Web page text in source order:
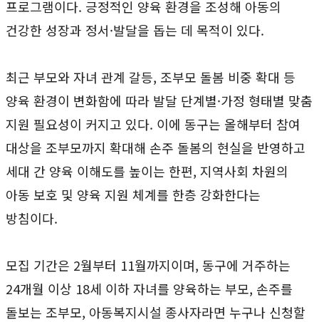
프로그램이다. 긍정적인 양육 환경을 조성해 아동의
건강한 성장과 정서·발달을 돕는 데 목적이 있다.
최근 부모와 자녀 관계 갈등, 조부모 돌봄 비중 확대 등
양육 환경이 변화함에 따라 발달 단계별·가정 형태별 맞춤
지원 필요성이 커지고 있다. 이에 동구는 올해부터 참여
대상을 조부모까지 확대해 손주 돌봄의 현실을 반영하고
세대 간 양육 이해도를 높이는 한편, 지역사회 차원의
아동 보호 및 양육 지원 체계를 한층 강화한다는
방침이다.
모집 기간은 2월부터 11월까지이며, 동구에 거주하는
24개월 이상 18세 이하 자녀를 양육하는 부모, 손주를
돌보는 조부모, 아동복지시설 종사자라면 누구나 신청할